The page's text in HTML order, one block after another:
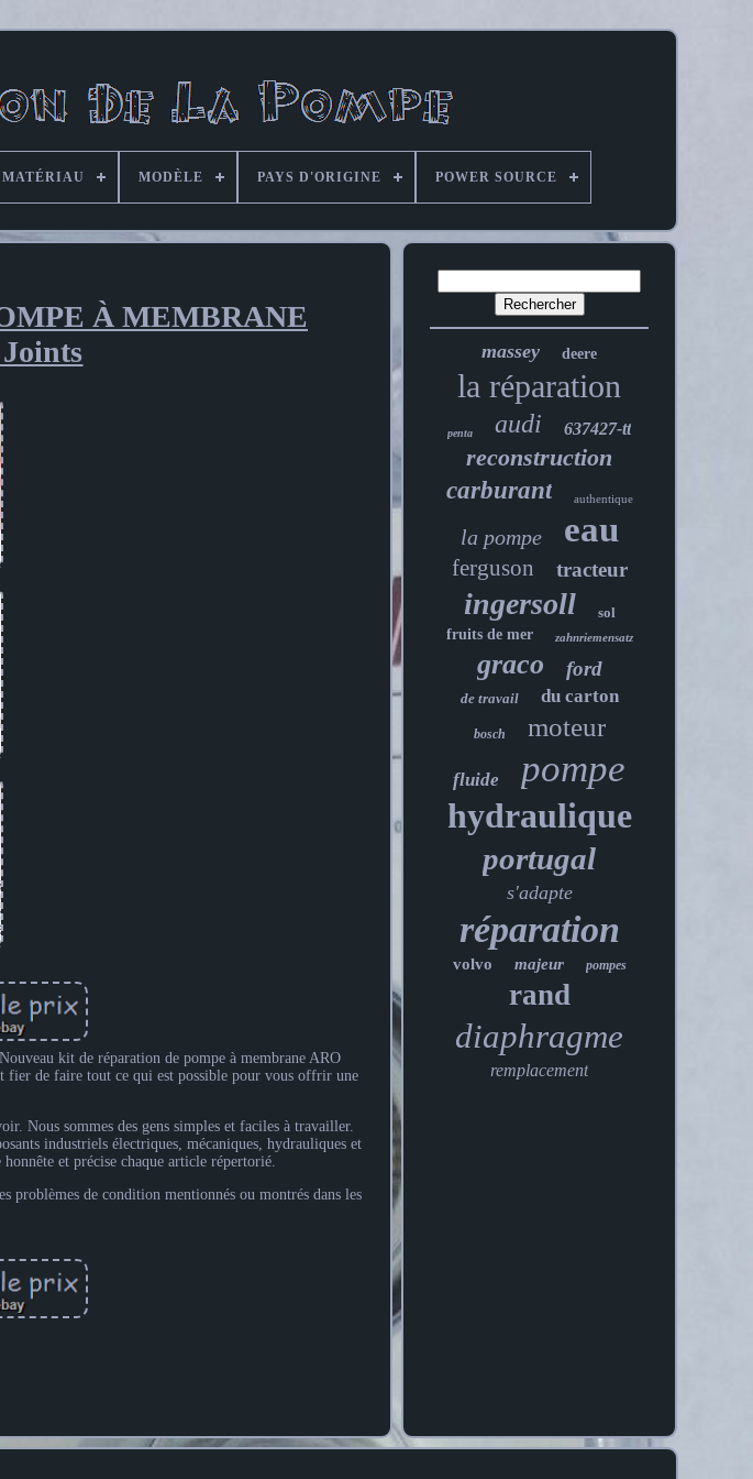
MATÉRIAU MODÈLE PAYS D'ORIGINE POWER SOURCE
À MEMBRANE
kit de réparation de pompe à membrane ARO
fier de faire tout ce qui est possible pour vous offrir une
Nous sommes des gens simples et faciles à travailler.
industriels électriques, mécaniques, hydrauliques et
et précise chaque article répertorié.
problèmes de condition mentionnés ou montrés dans les
massey deere
la réparation
penta audi 637427-tt
reconstruction
carburant
authentique
la pompe eau
ferguson tracteur
ingersoll
sol
fruits de mer
zahnriemensatz
graco ford
de travail du carton
bosch moteur
fluide pompe
hydraulique
portugal
s'adapte
réparation
volvo majeur pompes
rand
diaphragme
remplacement